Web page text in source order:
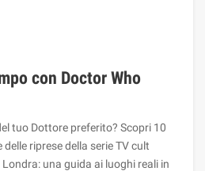
con Doctor Who
tuo Dottore preferito? Scopri 10
riprese della serie TV cult
una guida ai luoghi reali in